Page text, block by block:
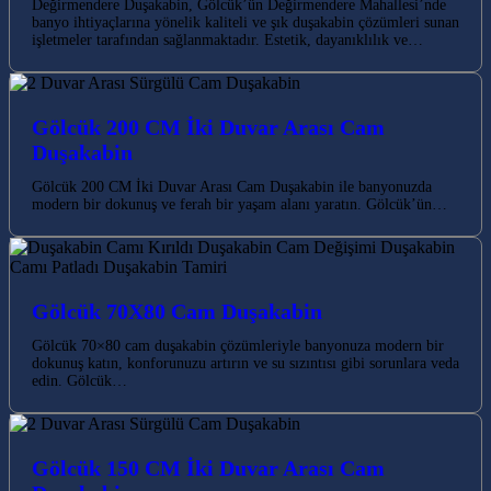
Değirmendere Duşakabin, Gölcük’ün Değirmendere Mahallesi’nde
banyo ihtiyaçlarına yönelik kaliteli ve şık duşakabin çözümleri sunan
işletmeler tarafından sağlanmaktadır. Estetik, dayanıklılık ve…
Gölcük 200 CM İki Duvar Arası Cam
Duşakabin
Gölcük 200 CM İki Duvar Arası Cam Duşakabin ile banyonuzda
modern bir dokunuş ve ferah bir yaşam alanı yaratın. Gölcük’ün…
Gölcük 70X80 Cam Duşakabin
Gölcük 70×80 cam duşakabin çözümleriyle banyonuza modern bir
dokunuş katın, konforunuzu artırın ve su sızıntısı gibi sorunlara veda
edin. Gölcük…
Gölcük 150 CM İki Duvar Arası Cam